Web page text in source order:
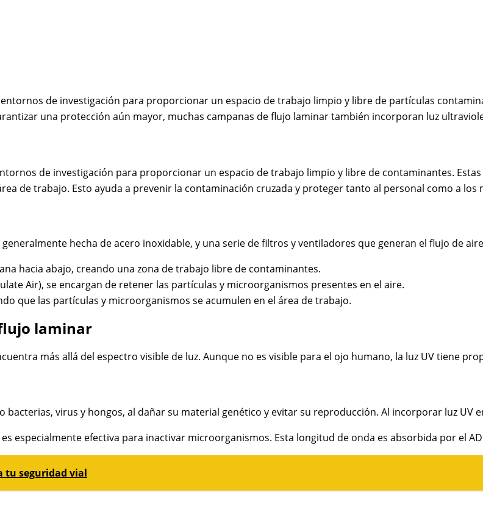
de investigación para proporcionar un espacio de trabajo limpio y libre de partículas
una protección aún mayor, muchas campanas de flujo laminar también incorporan luz
de investigación para proporcionar un espacio de trabajo limpio y libre de contaminantes.
de trabajo. Esto ayuda a prevenir la contaminación cruzada y proteger tanto al personal como a
hecha de acero inoxidable, y una serie de filtros y ventiladores que generan el flujo de
hacia abajo, creando una zona de trabajo libre de contaminantes.
Air), se encargan de retener las partículas y microorganismos presentes en el aire.
que las partículas y microorganismos se acumulen en el área de trabajo.
laminar
más allá del espectro visible de luz. Aunque no es visible para el ojo humano, la luz UV tiene
virus y hongos, al dañar su material genético y evitar su reproducción. Al incorporar luz
especialmente efectiva para inactivar microorganismos. Esta longitud de onda es absorbida por
tu seguridad vial